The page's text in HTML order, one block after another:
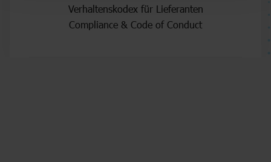
Verhaltenskodex für Lieferanten
Compliance & Code of Conduct